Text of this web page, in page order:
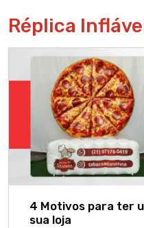
Réplica
4 Motivos para ter
sua loja